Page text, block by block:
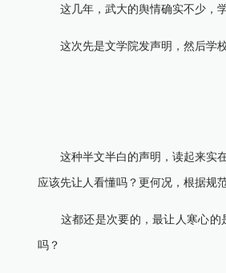
这几年，武大的舆情确实不少，学
这次先是文学院发声明，然后学校
这种半文半白的声明，读起来实在
应该先让人看懂吗？更何况，根据规
这都还是次要的，最让人寒心的
吗？